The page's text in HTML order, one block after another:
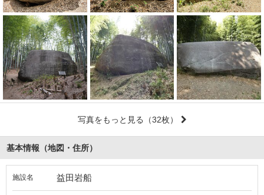
写真をもっと見る （32枚）
基本情報（地図・住所）
施設名 益田岩船